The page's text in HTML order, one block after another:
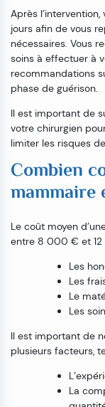
Après
jours afin de vous
nécessaires. Vous
soins à effectuer à
recommandations
phase de guérison.
Il est important de
votre chirurgien
limiter les risques
Combien
mammaire
Le coût moyen
entre 8 000 € et
Les
Les
Le
Les
Il est important de
plusieurs facteurs,
La